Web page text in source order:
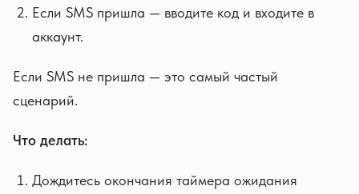
Если SMS пришла — вводите код и входите в
аккаунт.
Если SMS не пришла — это самый частый
сценарий.
Что делать:
Дождитесь окончания таймера ожидания